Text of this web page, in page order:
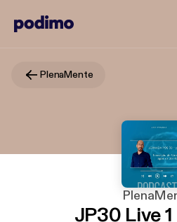
PlenaMente
JP30 Live